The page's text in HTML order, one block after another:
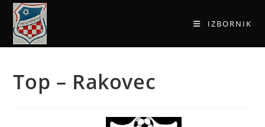
IZBORNIK
Top – Rakovec